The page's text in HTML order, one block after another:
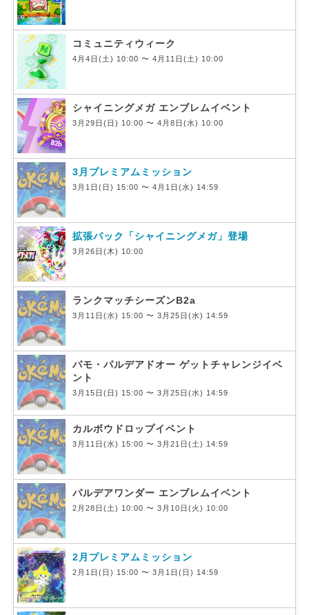
コミュニティウィーク
4月4日(土) 10:00 〜 4月11日(土) 10:00
シャイニングメガ エンブレムイベント
3月29日(日) 10:00 〜 4月8日(水) 10:00
3月プレミアムミッション
3月1日(日) 15:00 〜 4月1日(水) 14:59
拡張パック「シャイニングメガ」登場
3月26日(木) 10:00
ランクマッチシーズンB2a
3月11日(水) 15:00 〜 3月25日(水) 14:59
パモ・パルデアドオー ゲットチャレンジイベ
ント
3月15日(日) 15:00 〜 3月25日(水) 14:59
カルボウドロップイベント
3月11日(水) 15:00 〜 3月21日(土) 14:59
パルデアワンダー エンブレムイベント
2月28日(土) 10:00 〜 3月10日(火) 10:00
2月プレミアムミッション
2月1日(日) 15:00 〜 3月1日(日) 14:59